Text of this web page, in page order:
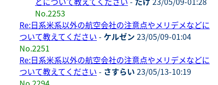
No.2253
Re:日系米系以外の航空会社の注意点やメリデメなどに
ついて教えてください - ケルゼン 23/05/09-01:04
No.2251
Re:日系米系以外の航空会社の注意点やメリデメなどに
ついて教えてください - さすらい 23/05/13-10:19